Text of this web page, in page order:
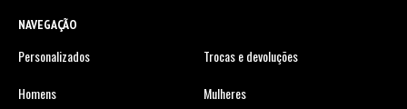
NAVEGAÇÃO
Personalizados
Trocas e devoluções
Homens
Mulheres